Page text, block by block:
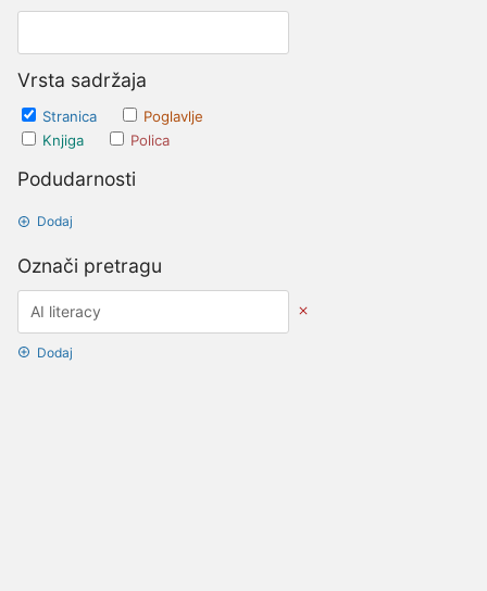
Vrsta sadržaja
Stranica
Poglavlje
Knjiga
Polica
Podudarnosti
Dodaj
Označi pretragu
Dodaj